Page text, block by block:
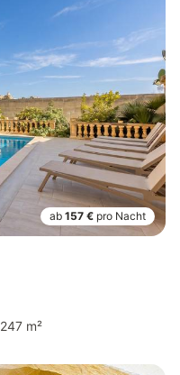
ab 157 € pro Nacht
247 m²